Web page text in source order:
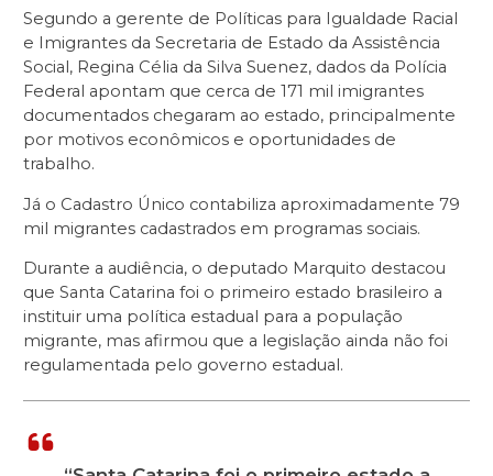
Segundo a gerente de Políticas para Igualdade Racial
e Imigrantes da Secretaria de Estado da Assistência
Social, Regina Célia da Silva Suenez, dados da Polícia
Federal apontam que cerca de 171 mil imigrantes
documentados chegaram ao estado, principalmente
por motivos econômicos e oportunidades de
trabalho.
Já o Cadastro Único contabiliza aproximadamente 79
mil migrantes cadastrados em programas sociais.
Durante a audiência, o deputado Marquito destacou
que Santa Catarina foi o primeiro estado brasileiro a
instituir uma política estadual para a população
migrante, mas afirmou que a legislação ainda não foi
regulamentada pelo governo estadual.